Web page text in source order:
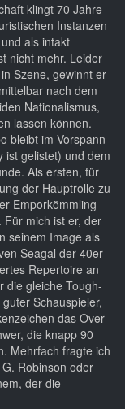
klingt 70 Jahre
Instanzen
als intakt
nicht mehr. Leider
Szene, gewinnt er
nach dem
Nationalismus,
lassen können.
bleibt im Vorspann
ist gelistet) und dem
Als ersten, für
der Hauptrolle zu
Emporkömmling
Für mich ist er, der
seinem Image als
Seagal der 40er
Repertoire an
die gleiche Tough-
Schauspieler,
das Over-
die knapp 90
Mehrfach fragte ich
Robinson oder
der die